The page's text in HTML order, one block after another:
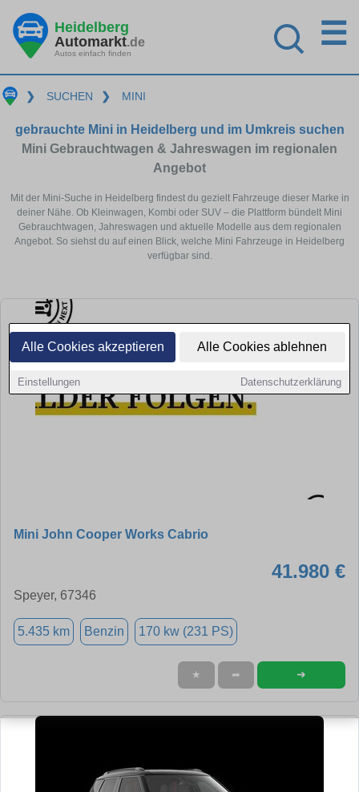
Alle Cookies akzeptieren Alle Cookies ablehnen
Einstellungen Datenschutzerklärung
Heidelberg
Automarkt.de
Autos einfach finden
☰
❯ SUCHEN ❯ MINI
gebrauchte Mini in Heidelberg und im Umkreis suchen
Mini Gebrauchtwagen & Jahreswagen im regionalen
Angebot
Mit der Mini-Suche in Heidelberg findest du gezielt Fahrzeuge dieser Marke in
deiner Nähe. Ob Kleinwagen, Kombi oder SUV – die Plattform bündelt Mini
Gebrauchtwagen, Jahreswagen und aktuelle Modelle aus dem regionalen
Angebot. So siehst du auf einen Blick, welche Mini Fahrzeuge in Heidelberg
verfügbar sind.
Mini John Cooper Works Cabrio
41.980 €
Speyer, 67346
5.435 km Benzin 170 kw (231 PS)
★ ➦ ➜